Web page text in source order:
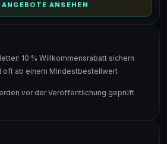
ANSEHEN
10 % Willkommensrabatt sichern
oft ab einem Mindestbestellwert
vor der Veröffentlichung geprüft